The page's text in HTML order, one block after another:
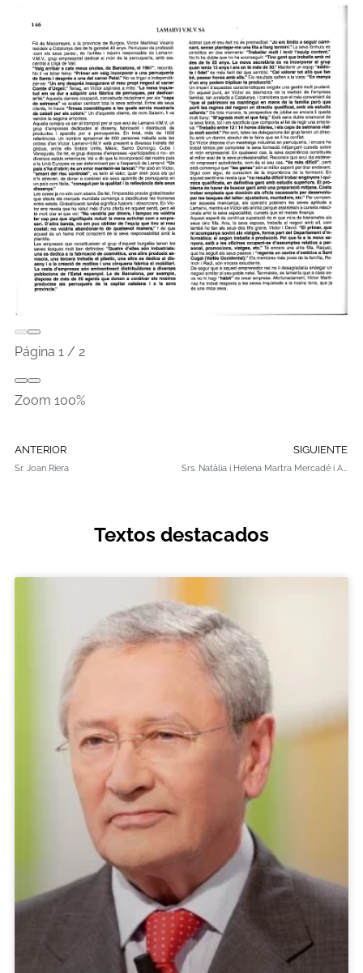
Página 1 / 2
Zoom 100%
ANTERIOR
Sr. Joan Riera
SIGUIENTE
Srs. Natàlia i Helena Martra Mercadé i Antoni Martra Solé
Textos destacados